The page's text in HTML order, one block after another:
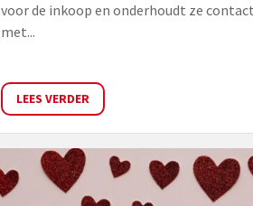
voor de inkoop en onderhoudt ze contact
met...
LEES VERDER